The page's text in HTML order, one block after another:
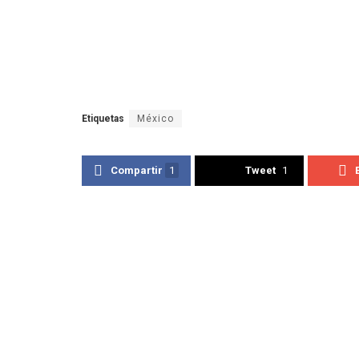
Etiquetas México
Compartir 1 Tweet 1